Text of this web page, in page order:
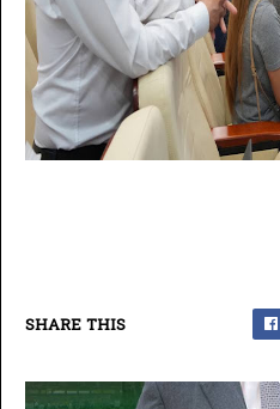
SHARE THIS